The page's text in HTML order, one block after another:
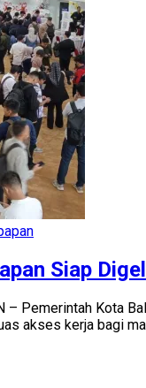
Siap
– Pemerintah Kota
akses kerja bagi